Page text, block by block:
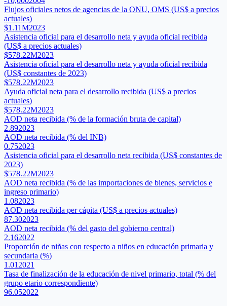
Flujos oficiales netos de agencias de la ONU, OMS (US$ a precios
actuales)
$1.11M2023
Asistencia oficial para el desarrollo neta y ayuda oficial recibida
(US$ a precios actuales)
$578.22M2023
Asistencia oficial para el desarrollo neta y ayuda oficial recibida
(US$ constantes de 2023)
$578.22M2023
Ayuda oficial neta para el desarrollo recibida (US$ a precios
actuales)
$578.22M2023
AOD neta recibida (% de la formación bruta de capital)
2.892023
AOD neta recibida (% del INB)
0.752023
Asistencia oficial para el desarrollo neta recibida (US$ constantes de
2023)
$578.22M2023
AOD neta recibida (% de las importaciones de bienes, servicios e
ingreso primario)
1.082023
AOD neta recibida per cápita (US$ a precios actuales)
87.302023
AOD neta recibida (% del gasto del gobierno central)
2.162022
Proporción de niñas con respecto a niños en educación primaria y
secundaria (%)
1.01 2021
Tasa de finalización de la educación de nivel primario, total (% del
grupo etario correspondiente)
96.052022